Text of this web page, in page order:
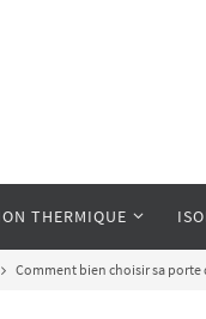
THERMIQUE
Comment bien choisir sa porte